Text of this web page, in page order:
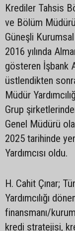
Krediler Tahsis
ve Bölüm
Güneşli
2016 yılında
gösteren İşbank
üstlendikten
Müdür
Grup
Genel Müdürü
2025 tarihinde
Yardımcısı oldu.
H. Cahit Çınar;
Yardımcılığı
finansmanı/
kredi stratejisi,